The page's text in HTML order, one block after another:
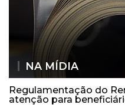
NA MÍDIA
Regulamentação do
atenção para